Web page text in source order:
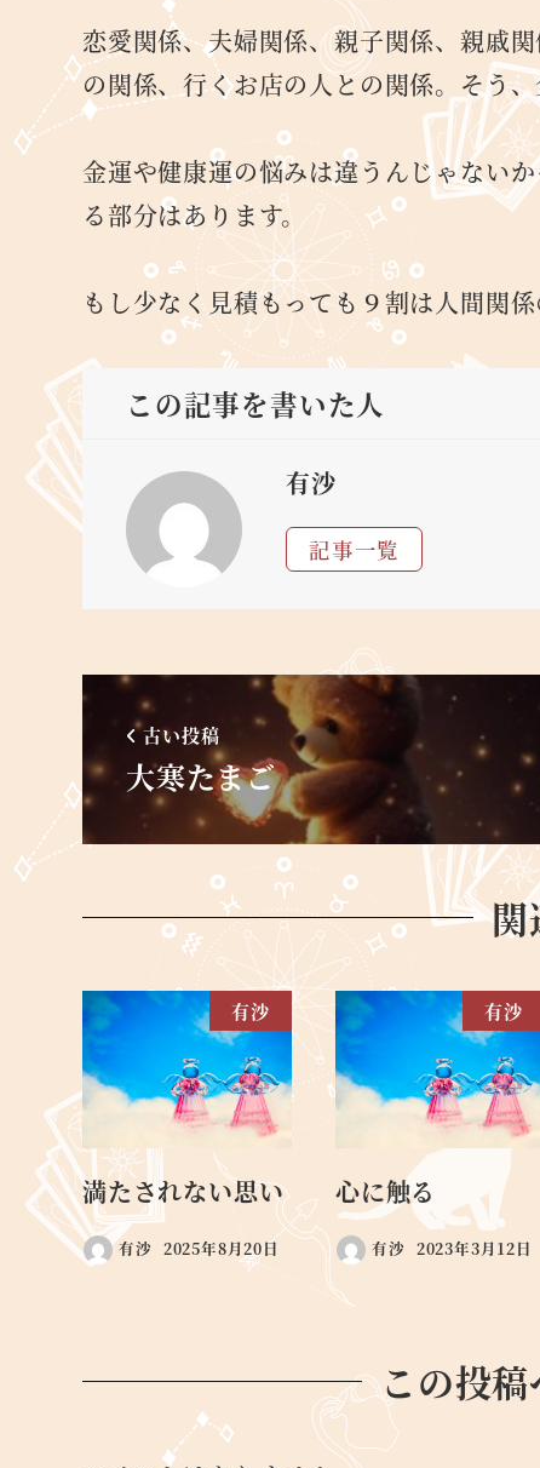
恋愛関係、夫婦関係、親子関係、親戚
の関係、行くお店の人との関係。そう
金運や健康運の悩みは違うんじゃない
る部分はあります。
もし少なく見積もっても９割は人間関係
この記事を書いた人
有沙
記事一覧
古い投稿
大寒たまご
関
有沙
満たされない思い
有沙 2025年8月20日
有沙
心に触る
有沙 2023年3月12日
この投稿